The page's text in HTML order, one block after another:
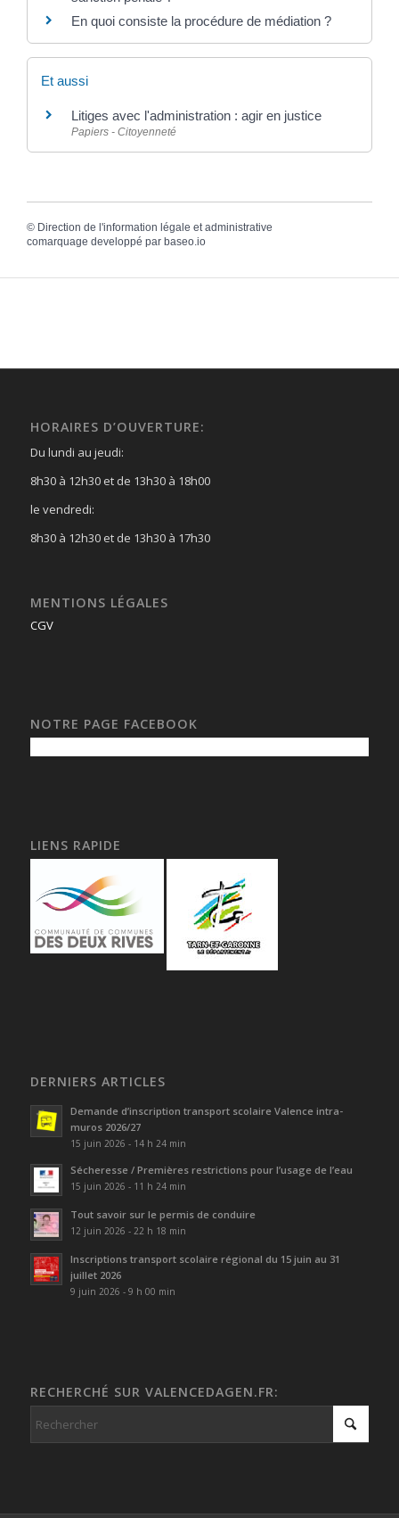
En quoi consiste la procédure de médiation ?
Et aussi
Litiges avec l'administration : agir en justice
Papiers - Citoyenneté
© Direction de l'information légale et administrative
comarquage developpé par baseo.io
HORAIRES D’OUVERTURE:
Du lundi au jeudi:
8h30 à 12h30 et de 13h30 à 18h00
le vendredi:
8h30 à 12h30 et de 13h30 à 17h30
MENTIONS LÉGALES
CGV
NOTRE PAGE FACEBOOK
LIENS RAPIDE
DERNIERS ARTICLES
Demande d’inscription transport scolaire Valence intra-
muros 2026/27
15 juin 2026 - 14 h 24 min
Sécheresse / Premières restrictions pour l’usage de l’eau
15 juin 2026 - 11 h 24 min
Tout savoir sur le permis de conduire
12 juin 2026 - 22 h 18 min
Inscriptions transport scolaire régional du 15 juin au 31
juillet 2026
9 juin 2026 - 9 h 00 min
RECHERCHÉ SUR VALENCEDAGEN.FR: